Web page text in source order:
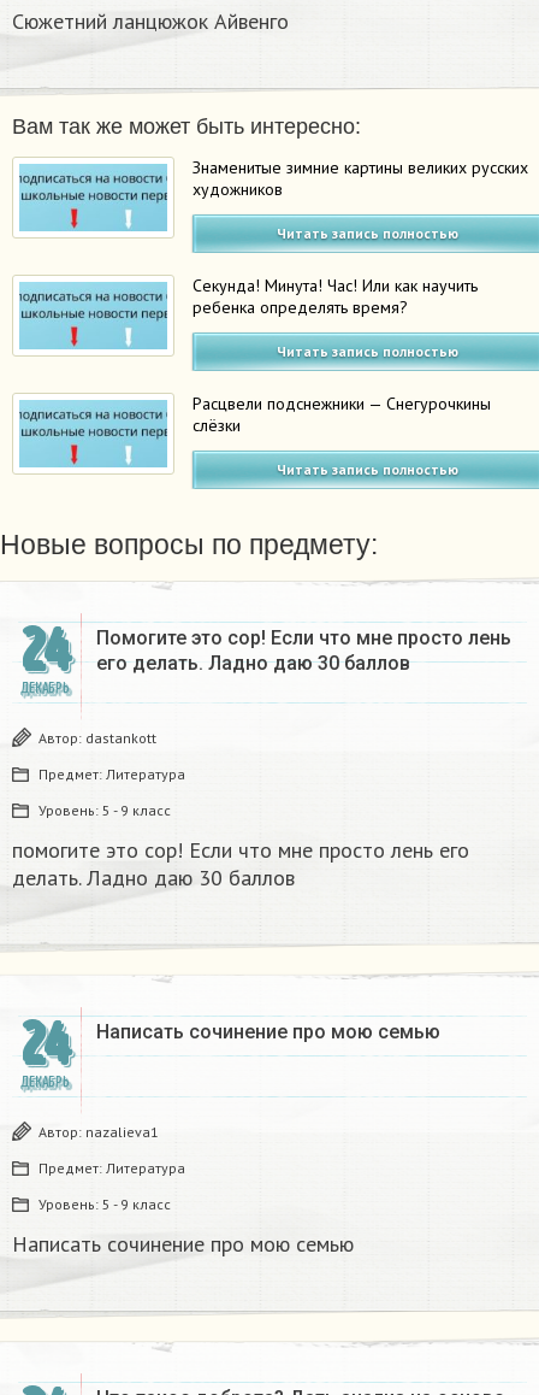
Сюжетний ланцюжок Айвенго​
Вам так же может быть интересно:
Знаменитые зимние картины великих русских
художников
Читать запись полностью
Секунда! Минута! Час! Или как научить
ребенка определять время?
Читать запись полностью
Расцвели подснежники — Снегурочкины
слёзки
Читать запись полностью
Новые вопросы по предмету:
24
ДЕКАБРЬ
Помогите это сор! Если что мне просто лень
его делать. Ладно даю 30 баллов​
Автор: dastankott
Предмет: Литература
Уровень: 5 - 9 класс
помогите это сор! Если что мне просто лень его
делать. Ладно даю 30 баллов​
24
ДЕКАБРЬ
Написать сочинение про мою семью ​
Автор: nazalieva1
Предмет: Литература
Уровень: 5 - 9 класс
Написать сочинение про мою семью ​